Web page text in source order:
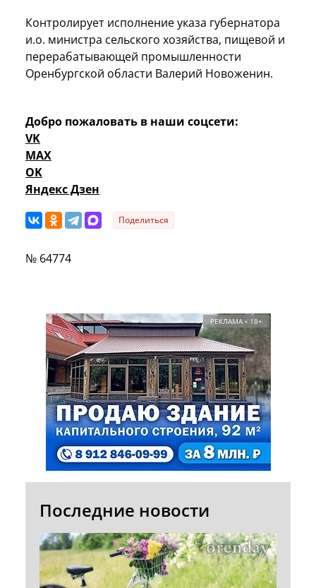
Контролирует исполнение указа губернатора
и.о. министра сельского хозяйства, пищевой и
перерабатывающей промышленности
Оренбургской области Валерий Новоженин.
Добро пожаловать в наши соцсети:
VK
MAX
OK
Яндекс Дзен
Поделиться
№ 64774
РЕКЛАМА • 18+
Последние новости